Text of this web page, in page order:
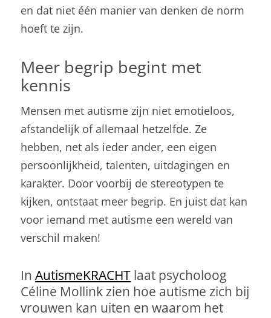
en dat niet één manier van denken de norm
hoeft te zijn.
Meer begrip begint met
kennis
Mensen met autisme zijn niet emotieloos,
afstandelijk of allemaal hetzelfde. Ze
hebben, net als ieder ander, een eigen
persoonlijkheid, talenten, uitdagingen en
karakter. Door voorbij de stereotypen te
kijken, ontstaat meer begrip. En juist dat kan
voor iemand met autisme een wereld van
verschil maken!
InAutismeKRACHT laat psycholoog
Céline Mollink zien hoe autisme zich bij
vrouwen kan uiten en waarom het